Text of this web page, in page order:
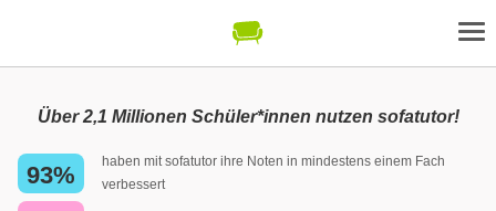
Über 2,1 Millionen Schüler*innen nutzen sofatutor!
93%
haben mit sofatutor ihre Noten in mindestens einem Fach
verbessert